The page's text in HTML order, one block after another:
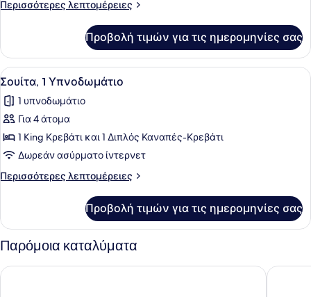
Υπνοδωμάτιο
Floor)
Περισσότερες λεπτομέρειες
Περισσότερες
1
Υπνοδωμάτιο
(Top
Προβολή τιμών για τις ημερομηνίες σας
Προβολή
όλων
των
φωτογραφιών
για
Σουίτα,
1
Υπνοδωμάτιο
Ένα δωμάτιο ξενοδοχείου με ένα
7
Σουίτα, 1 Υπνοδωμάτιο
1 υπνοδωμάτιο
Για 4 άτομα
1 King Κρεβάτι και 1 Διπλός Καναπές-Κρεβάτι
Δωρεάν ασύρματο ίντερνετ
Περισσότερες λεπτομέρειες
Περισσότερες
1
Υπνοδωμάτιο
Προβολή τιμών για τις ημερομηνίες σας
Παρόμοια καταλύματα
Courtyard by Marriott Oakland Airport